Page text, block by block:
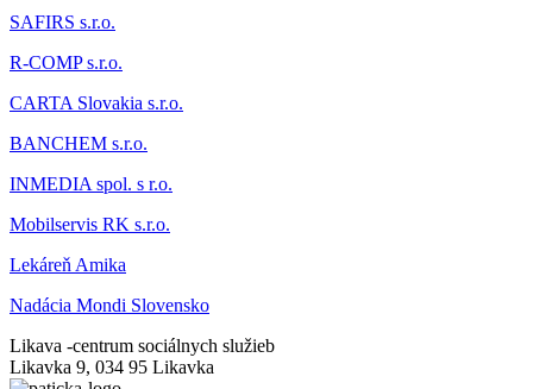
SAFIRS s.r.o.
R-COMP s.r.o.
CARTA Slovakia s.r.o.
BANCHEM s.r.o.
INMEDIA spol. s r.o.
Mobilservis RK s.r.o.
Lekáreň Amika
Nadácia Mondi Slovensko
Likava -centrum sociálnych služieb
Likavka 9, 034 95 Likavka